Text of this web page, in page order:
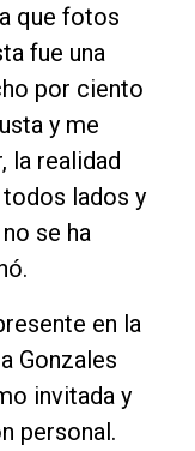
que fotos
fue una
por ciento
y me
la realidad
lados y
se ha
en la
Gonzales
invitada y
personal.